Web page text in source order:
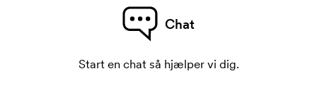
Chat
Start en chat så hjælper vi dig.